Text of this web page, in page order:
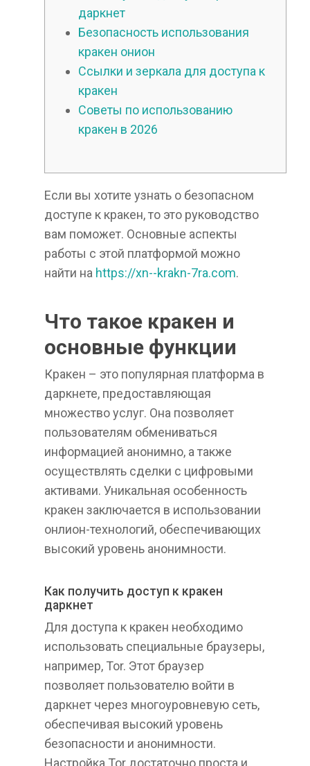
даркнет
Безопасность использования
кракен онион
Ссылки и зеркала для доступа к
кракен
Советы по использованию
кракен в 2026
Если вы хотите узнать о безопасном
доступе к кракен, то это руководство
вам поможет. Основные аспекты
работы с этой платформой можно
найти на https://xn--krakn-7ra.com.
Что такое кракен и
основные функции
Кракен – это популярная платформа в
даркнете, предоставляющая
множество услуг. Она позволяет
пользователям обмениваться
информацией анонимно, а также
осуществлять сделки с цифровыми
активами. Уникальная особенность
кракен заключается в использовании
онлион-технологий, обеспечивающих
высокий уровень анонимности.
Как получить доступ к кракен
даркнет
Для доступа к кракен необходимо
использовать специальные браузеры,
например, Tor. Этот браузер
позволяет пользователю войти в
даркнет через многоуровневую сеть,
обеспечивая высокий уровень
безопасности и анонимности.
Настройка Tor достаточно проста и